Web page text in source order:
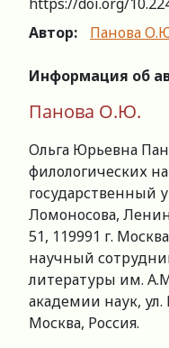
Автор:
Панова
Информация об
Панова О.Ю.
Ольга Юрьевна
филологических
государственный
Ломоносова,
51, 119991 г.
научный
литературы им.
академии наук, ул.
Москва, Россия.